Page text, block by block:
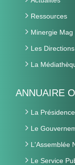
Ressources
Minergie Mag
Les
La
ANNUAIRE
La
Le
L'Assemblée
Le Service